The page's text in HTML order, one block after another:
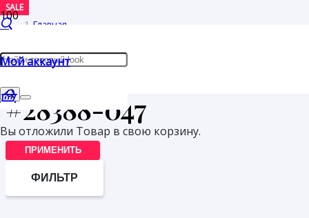
Мой аккаунт
Вы отложили Товар в свою корзину.
Главная
Товары с меткой “#28388-047”
#28388-047
ПРИМЕНИТЬ
ФИЛЬТР
SALE